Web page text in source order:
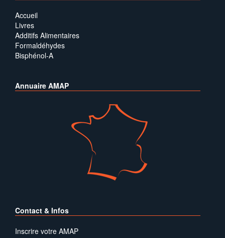
Accueil
Livres
Additifs Alimentaires
Formaldéhydes
Bisphénol-A
Annuaire AMAP
Contact & Infos
Inscrire votre AMAP